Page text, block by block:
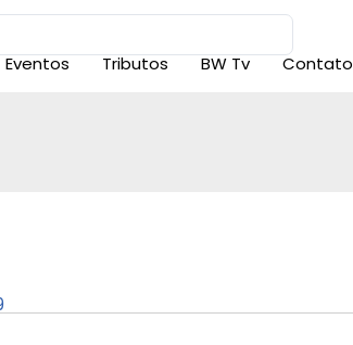
Eventos Tributos BW Tv Contato